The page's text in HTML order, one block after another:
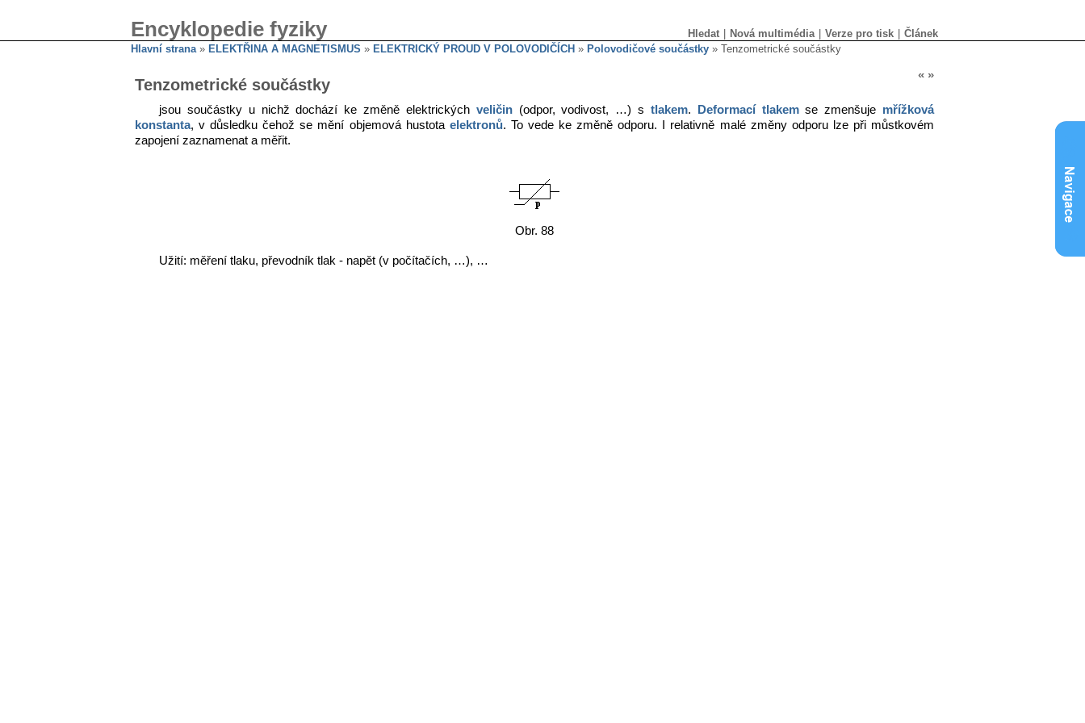
Encyklopedie fyziky Hledat Nová multimédia Verze pro tisk
Článek
Hlavní strana» ELEKTŘINA A MAGNETISMUS » ELEKTRICKÝ PROUD V POLOVODIČÍCH » Polovodičové součástky » Tenzometrické součástky
« »
Tenzometrické součástky
jsou součástky u nichž dochází ke změně elektrických veličin(odpor, vodivost, …) s tlakem. Deformací tlakemse zmenšuje mřížková
konstanta, v důsledku čehož se mění objemová hustota elektronů. To vede ke změně odporu. I relativně malé změny odporu lze při můstkovém
zapojení zaznamenat a měřit.
Obr. 88
Užití: měření tlaku, převodník tlak - napět (v počítačích, …), …